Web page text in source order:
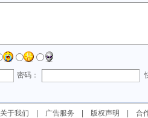
密码：
关于我们 广告服务 版权声明
合